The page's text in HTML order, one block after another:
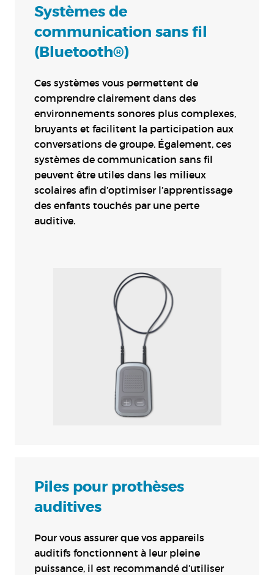
Systèmes de
communication sans fil
(Bluetooth®)
Ces systèmes vous permettent de
comprendre clairement dans des
environnements sonores plus complexes,
bruyants et facilitent la participation aux
conversations de groupe. Également, ces
systèmes de communication sans fil
peuvent être utiles dans les milieux
scolaires afin d’optimiser l’apprentissage
des enfants touchés par une perte
auditive.
Piles pour prothèses
auditives
Pour vous assurer que vos appareils
auditifs fonctionnent à leur pleine
puissance, il est recommandé d’utiliser